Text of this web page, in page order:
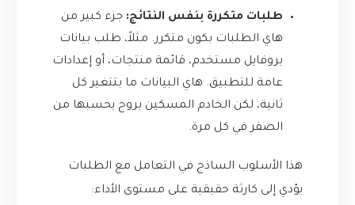
طلبات متكررة بنفس النتائج: جزء كبير من
هاي الطلبات بكون متكرر. مثلاً، طلب بيانات
بروفايل مستخدم، قائمة منتجات، أو إعدادات
عامة للتطبيق. هاي البيانات ما بتتغير كل
ثانية، لكن الخادم المسكين بروح يحسبها من
الصفر في كل مرة.
هذا الأسلوب الساذج في التعامل مع الطلبات
يؤدي إلى كارثة حقيقية على مستوى الأداء: